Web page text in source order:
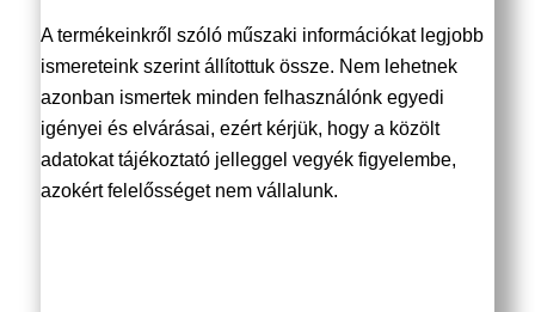
A termékeinkről szóló műszaki információkat legjobb
ismereteink szerint állítottuk össze. Nem lehetnek
azonban ismertek minden felhasználónk egyedi
igényei és elvárásai, ezért kérjük, hogy a közölt
adatokat tájékoztató jelleggel vegyék figyelembe,
azokért felelősséget nem vállalunk.